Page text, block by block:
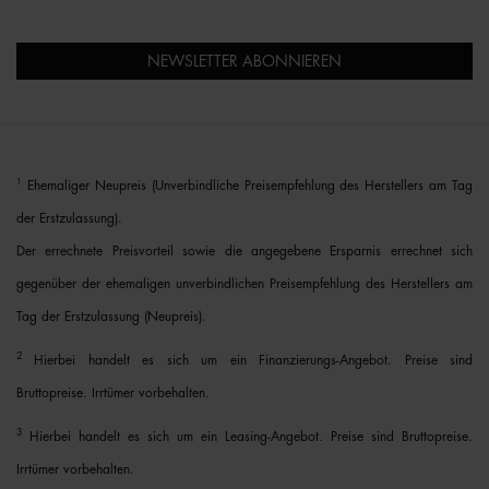
NEWSLETTER ABONNIEREN
Ehemaliger Neupreis (Unverbindliche Preisempfehlung des Herstellers am Tag
der Erstzulassung).
Der errechnete Preisvorteil sowie die angegebene Ersparnis errechnet sich
gegenüber der ehemaligen unverbindlichen Preisempfehlung des Herstellers am
Tag der Erstzulassung (Neupreis).
2 Hierbei handelt es sich um ein Finanzierungs-Angebot. Preise sind
Bruttopreise. Irrtümer vorbehalten.
3 Hierbei handelt es sich um ein Leasing-Angebot. Preise sind Bruttopreise.
Irrtümer vorbehalten.